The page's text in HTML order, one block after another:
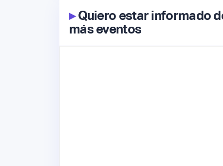
▸Quiero estar informado
más eventos